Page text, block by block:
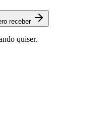
receber
quiser.